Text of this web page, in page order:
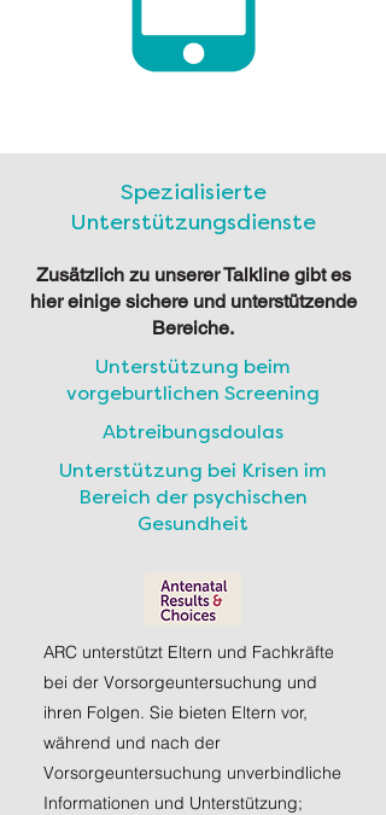
Spezialisierte
Unterstützungsdienste
Zusätzlich zu unserer Talkline gibt es
hier einige sichere und unterstützende
Bereiche.
Unterstützung beim
vorgeburtlichen Screening
Abtreibungsdoulas
Unterstützung bei Krisen im
Bereich der psychischen
Gesundheit
ARC unterstützt Eltern und Fachkräfte
bei der Vorsorgeuntersuchung und
ihren Folgen. Sie bieten Eltern vor,
während und nach der
Vorsorgeuntersuchung unverbindliche
Informationen und Unterstützung;